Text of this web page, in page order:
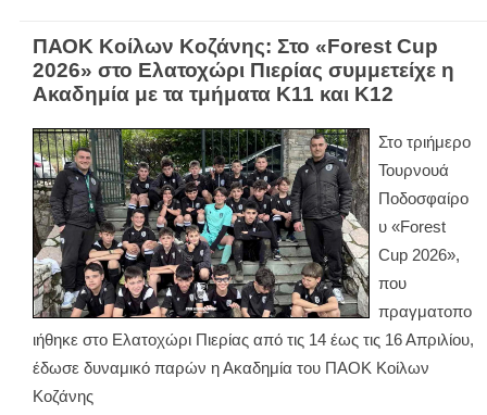
ΠΑΟΚ Κοίλων Κοζάνης: Στο «Forest Cup
2026» στο Ελατοχώρι Πιερίας συμμετείχε η
Ακαδημία με τα τμήματα Κ11 και Κ12
Στο τριήμερο
Τουρνουά
Ποδοσφαίρο
υ «Forest
Cup 2026»,
που
πραγματοπο
ιήθηκε στο Ελατοχώρι Πιερίας από τις 14 έως τις 16 Απριλίου,
έδωσε δυναμικό παρών η Ακαδημία του ΠΑΟΚ Κοίλων
Κοζάνης